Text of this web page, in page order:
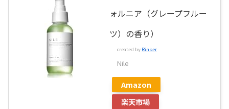
ォルニア（グレープフルー
ツ）の香り）
created by Rinker
Nile
Amazon
楽天市場